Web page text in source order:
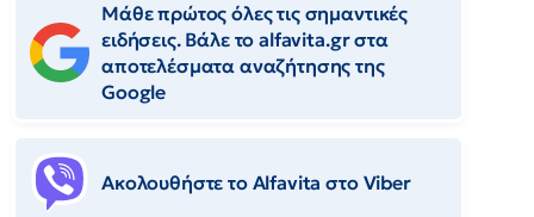
Μάθε πρώτος όλες τις σημαντικές
ειδήσεις. Βάλε το alfavita.gr στα
αποτελέσματα αναζήτησης της
Google
Ακολουθήστε το Αlfavita στο Viber